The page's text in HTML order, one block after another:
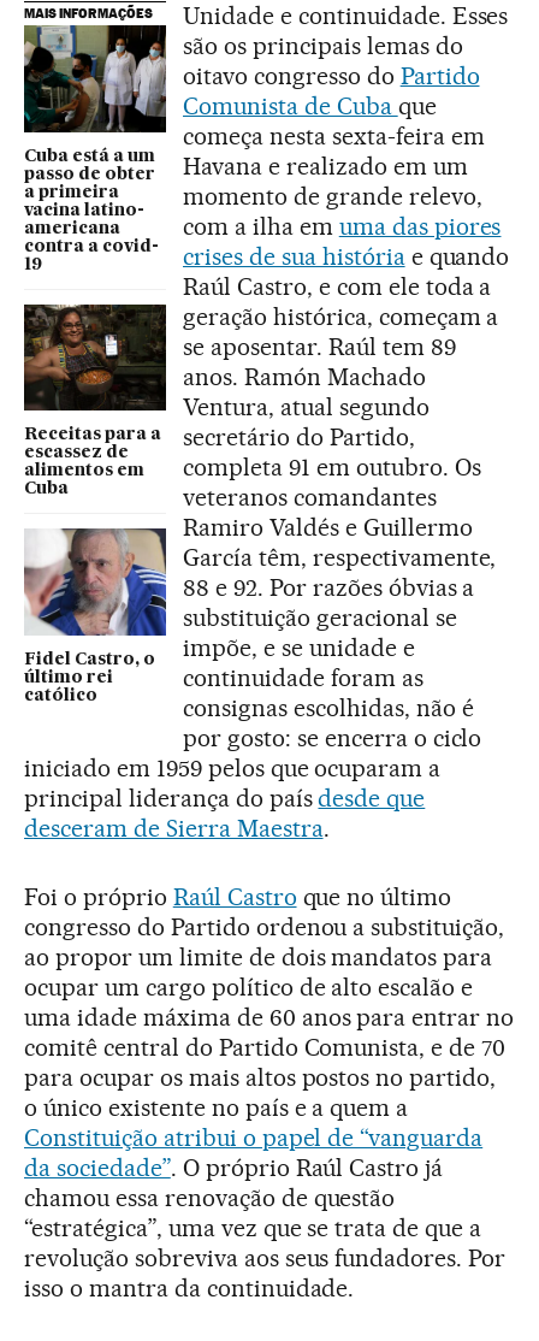
MAIS INFORMAÇÕES
Cuba está a um
passo de obter
a primeira
vacina latino-
americana
contra a covid-
19
Receitas para a
escassez de
alimentos em
Cuba
Fidel Castro, o
último rei
católico
Unidade e continuidade. Esses
são os principais lemas do
oitavo congresso do Partido
Comunista de Cuba que
começa nesta sexta-feira em
Havana e realizado em um
momento de grande relevo,
com a ilha em uma das piores
crises de sua históriae quando
Raúl Castro, e com ele toda a
geração histórica, começam a
se aposentar. Raúl tem 89
anos. Ramón Machado
Ventura, atual segundo
secretário do Partido,
completa 91 em outubro. Os
veteranos comandantes
Ramiro Valdés e Guillermo
García têm, respectivamente,
88 e 92. Por razões óbvias a
substituição geracional se
impõe, e se unidade e
continuidade foram as
consignas escolhidas, não é
por gosto: se encerra o ciclo
iniciado em 1959 pelos que ocuparam a
principal liderança do paísdesde que
desceram de Sierra Maestra.
Foi o próprio Raúl Castro que no último
congresso do Partido ordenou a substituição,
ao propor um limite de dois mandatos para
ocupar um cargo político de alto escalão e
uma idade máxima de 60 anos para entrar no
comitê central do Partido Comunista, e de 70
para ocupar os mais altos postos no partido,
o único existente no país e a quem a
Constituição atribui o papel de “vanguarda
da sociedade”. O próprio Raúl Castro já
chamou essa renovação de questão
“estratégica”, uma vez que se trata de que a
revolução sobreviva aos seus fundadores. Por
isso o mantra da continuidade.